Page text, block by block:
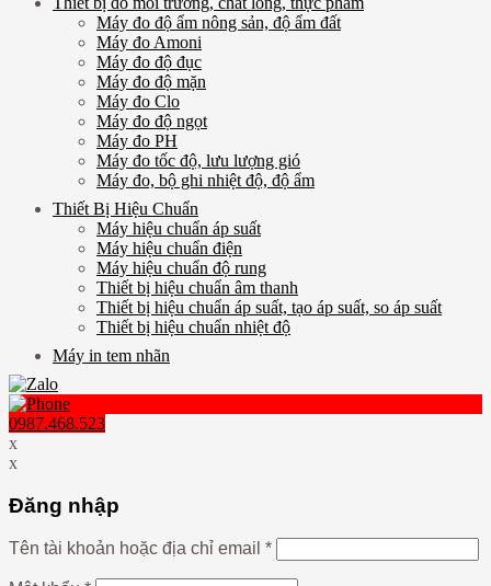
Máy đo độ ẩm nông sản, độ ẩm đất
Máy đo Amoni
Máy đo độ đục
Máy đo độ mặn
Máy đo Clo
Máy đo độ ngọt
Máy đo PH
Máy đo tốc độ, lưu lượng gió
Máy đo, bộ ghi nhiệt độ, độ ẩm
Thiết Bị Hiệu Chuẩn
Máy hiệu chuẩn áp suất
Máy hiệu chuẩn điện
Máy hiệu chuẩn độ rung
Thiết bị hiệu chuẩn âm thanh
Thiết bị hiệu chuẩn áp suất, tạo áp suất, so áp suất
Thiết bị hiệu chuẩn nhiệt độ
Máy in tem nhãn
0987.468.523
x
x
Đăng nhập
Tên tài khoản hoặc địa chỉ email *